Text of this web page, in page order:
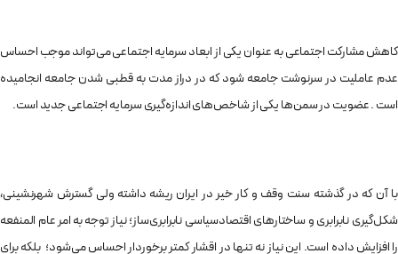
کاهش مشارکت اجتماعی به عنوان یکی از ابعاد سرمایه اجتماعی می‌تواند موجب احساس
عدم عاملیت در سرنوشت جامعه شود که در دراز مدت به قطبی شدن جامعه انجامیده
است . عضویت در سمن‌ها یکی از شاخص‌های اندازه‌گیری سرمایه اجتماعی جدید است.
با آن که در گذشته سنت وقف ‌و کار خیر در ایران ریشه داشته ولی گسترش شهرنشینی،
شکل‌گیری نابرابری و ساختارهای اقتصادسیاسی نابرابری‌ساز؛ نیاز توجه به امر عام المنفعه
را افزایش داده است. این نیاز نه تنها در اقشار کمتر برخوردار احساس می‌شود؛ بلکه برای